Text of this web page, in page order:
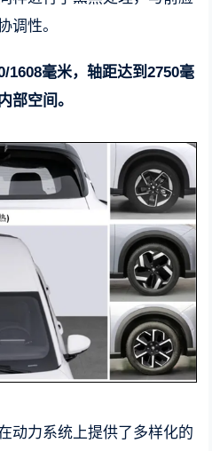
调性。
1608毫米，轴距达到2750毫
部空间。
动力系统上提供了多样化的